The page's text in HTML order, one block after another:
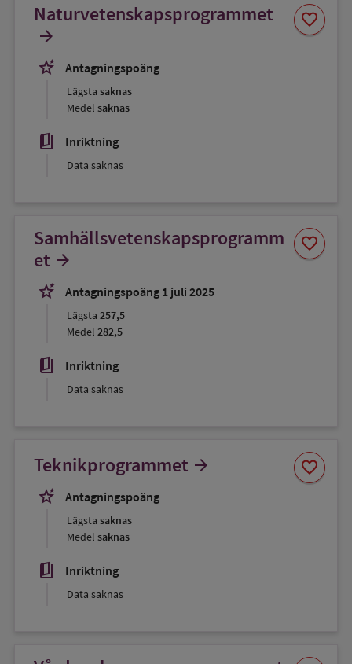
Naturvetenskapsprogrammet
arrow_forward
stars_2
Antagningspoäng
Lägsta saknas
Medel saknas
book_5 Inriktning
Data saknas
favorite
Spara
som
Samhällsvetenskapsprogramm
et arrow_forward
stars_2
Antagningspoäng 1 juli 2025
Lägsta 257,5
Medel 282,5
book_5 Inriktning
Data saknas
favorite
Spara
som
Teknikprogrammet arrow_forward
stars_2
Antagningspoäng
Lägsta saknas
Medel saknas
book_5 Inriktning
Data saknas
favorite
Spara
som